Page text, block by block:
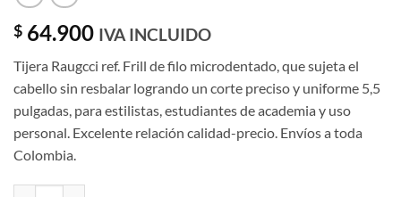
$ 64.900 IVA INCLUIDO
Tijera Raugcci ref. Frill de filo microdentado, que sujeta el
cabello sin resbalar logrando un corte preciso y uniforme 5,5
pulgadas, para estilistas, estudiantes de academia y uso
personal. Excelente relación calidad-precio. Envíos a toda
Colombia.